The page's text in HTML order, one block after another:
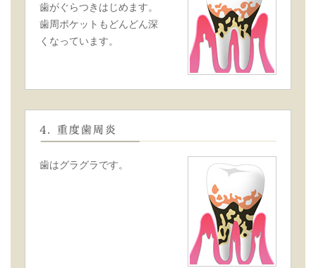
歯がぐらつきはじめます。
歯周ポケットもどんどん深
くなっています。
歯はグラグラです。